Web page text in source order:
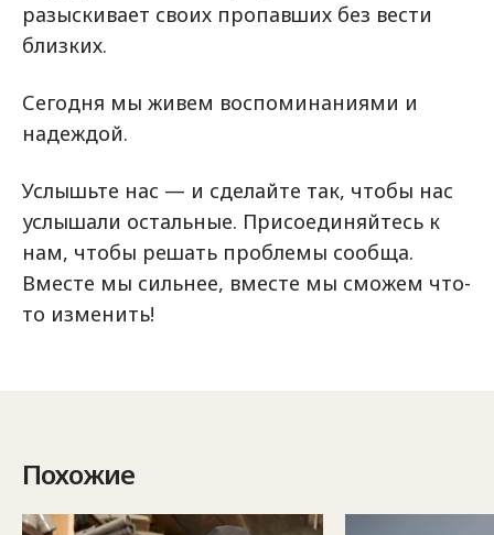
разыскивает своих пропавших без вести
близких.
Сегодня мы живем воспоминаниями и
надеждой.
Услышьте нас — и сделайте так, чтобы нас
услышали остальные. Присоединяйтесь к
нам, чтобы решать проблемы сообща.
Вместе мы сильнее, вместе мы сможем что-
то изменить!
Похожие